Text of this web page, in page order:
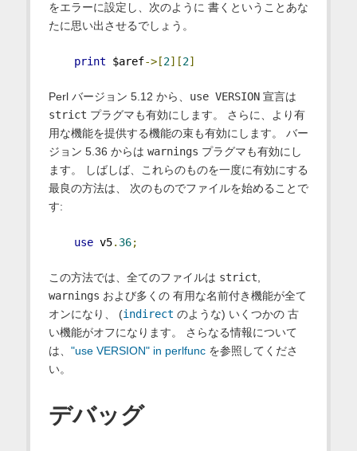
をエラーに設定し、次のように 書くということあな
たに思い出させるでしょう。
print $aref->[2][2]
Perl バージョン 5.12 から、 use VERSION宣言は
strict プラグマも有効にします。 さらに、より有
用な機能を提供する機能の束も有効にします。 バー
ジョン 5.36 からは warnings プラグマも有効にし
ます。 しばしば、これらのものを一度に有効にする
最良の方法は、 次のものでファイルを始めることで
す:
use v5. 36;
この方法では、全てのファイルは strict,
warnings および多くの 有用な名前付き機能が全て
オンになり、 (indirect のような) いくつかの 古
い機能がオフになります。 さらなる情報について
は、 "use VERSION" in perlfuncを参照してくださ
い。
デバッグ